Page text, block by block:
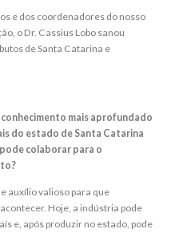
e dos coordenadores do nosso
o Dr. Cassius Lobo sanou
de Santa Catarina e
mais aprofundado
do estado de Santa Catarina
colaborar para o
auxílio valioso para que
Hoje, a indústria pode
e, após produzir no estado, pode